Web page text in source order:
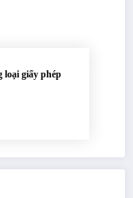
loại giấy phép